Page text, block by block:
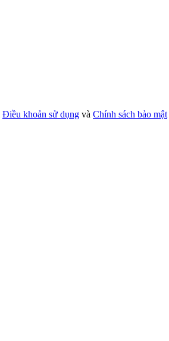
Điều khoản sử dụng và Chính sách bảo mật